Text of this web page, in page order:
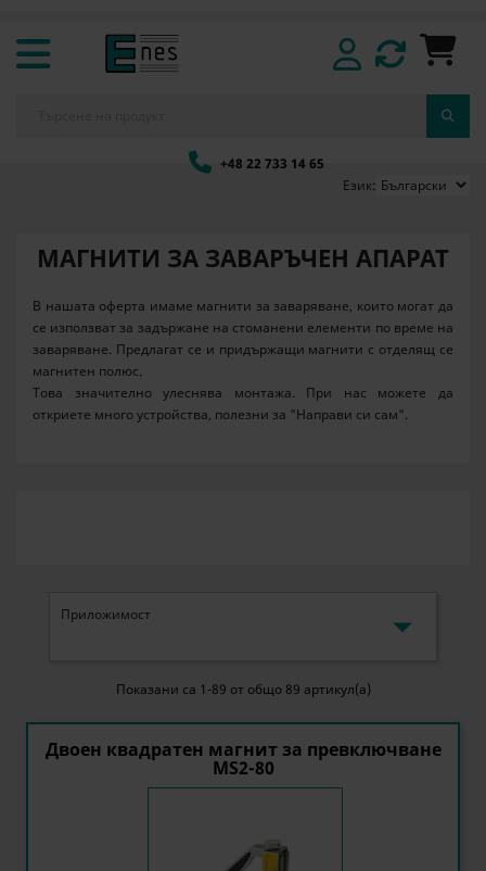
+48 22 733 14 65
Език:
МАГНИТИ ЗА ЗАВАРЪЧЕН АПАРАТ
В нашата оферта имаме магнити за заваряване, които могат да
се използват за задържане на стоманени елементи по време на
заваряване. Предлагат се и придържащи магнити с отделящ се
магнитен полюс.
Това значително улеснява монтажа. При нас можете да
откриете много устройства, полезни за "Направи си сам".
Приложимост 
Показани са 1-89 от общо 89 артикул(а)
Двоен квадратен магнит за превключване
MS2-80